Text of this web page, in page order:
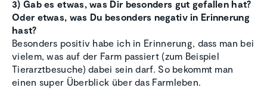
3) Gab es etwas, was Dir besonders gut gefallen hat?
Oder etwas, was Du besonders negativ in Erinnerung
hast?
Besonders positiv habe ich in Erinnerung, dass man bei
vielem, was auf der Farm passiert (zum Beispiel
Tierarztbesuche) dabei sein darf. So bekommt man
einen super Überblick über das Farmleben.